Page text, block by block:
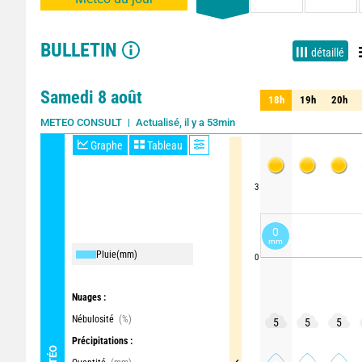
BULLETIN détaillé
Samedi 8 août
METEO CONSULT Actualisé, il y a 53min
Mise à jour dans 2h
Graphe Tableau
Pluie(mm)
Nuages :
Nébulosité (%)
Précipitations :
3
0
18h 19h 20h
18h 19h 20h
5 5 5
0
mm